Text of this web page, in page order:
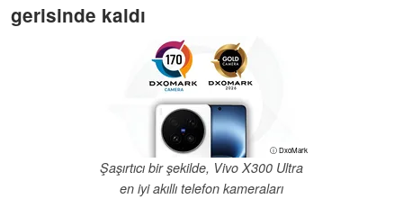
gerisinde kaldı
ⓘ DxoMark
Şaşırtıcı bir şekilde, Vivo X300 Ultra
en iyi akıllı telefon kameraları